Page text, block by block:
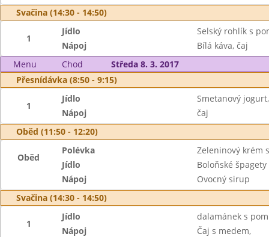
Svačina (14:30 - 14:50)
1
Jídlo
Selský rohlík s
Nápoj
Bílá káva, čaj
Menu
Chod
Středa 8. 3. 2017
Přesnídávka (8:50 - 9:15)
1
Jídlo
Smetanový
Nápoj
čaj
Oběd (11:50 - 12:20)
Oběd
Polévka
Zeleninový krém
Jídlo
Boloňské špagety
Nápoj
Ovocný sirup
Svačina (14:30 - 14:50)
1
Jídlo
dalamánek s
Nápoj
Čaj s medem,